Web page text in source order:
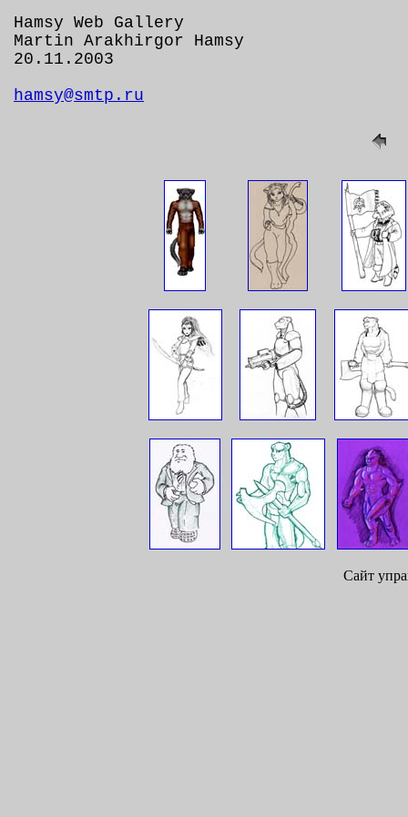
Hamsy Web Gallery
Martin Arakhirgor Hamsy
20.11.2003
hamsy@smtp.ru
Сайт